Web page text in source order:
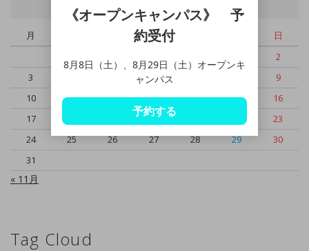
月 木
日
2
3
6
9
10
11 12 13 14 15
16
17
20
23
24
25 26 27 28 29
30
31
« 11月
Tag Cloud
《オープンキャンパス》 予
約受付
8月8日（土）、8月29日（土）オープンキ
ャンパス
予約する